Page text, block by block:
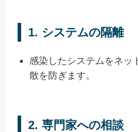
1. システムの隔離
感染したシステムをネッ
散を防ぎます。
2. 専門家への相談